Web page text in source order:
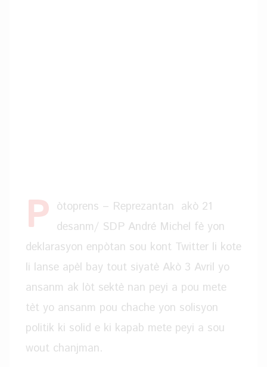
P òtoprens – Reprezantan akò 21
desanm/ SDP André Michel fè yon
deklarasyon enpòtan sou kont Twitter li kote
li lanse apèl bay tout siyatè Akò 3 Avril yo
ansanm ak lòt sektè nan peyi a pou mete
tèt yo ansanm pou chache yon solisyon
politik ki solid e ki kapab mete peyi a sou
wout chanjman.